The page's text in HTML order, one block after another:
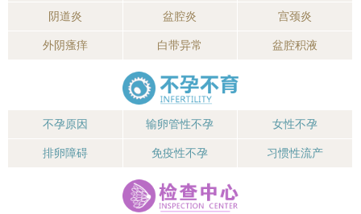
阴道炎 盆腔炎 宫颈炎
外阴瘙痒 白带异常 盆腔积液
不孕原因 输卵管性不孕 女性不孕
排卵障碍 免疫性不孕 习惯性流产